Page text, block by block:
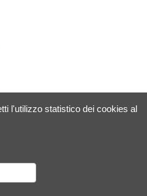
l'utilizzo statistico dei cookies al